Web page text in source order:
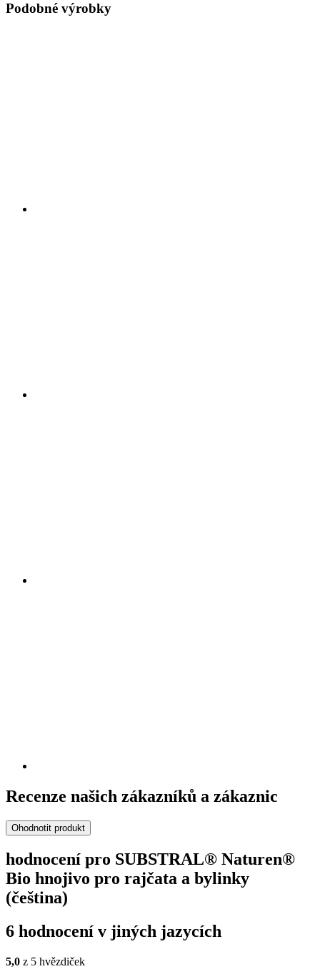
Podobné výrobky
Recenze našich zákazníků a zákaznic
Ohodnotit produkt
hodnocení pro SUBSTRAL® Naturen®
Bio hnojivo pro rajčata a bylinky
(čeština)
6 hodnocení v jiných jazycích
5,0 z 5 hvězdiček